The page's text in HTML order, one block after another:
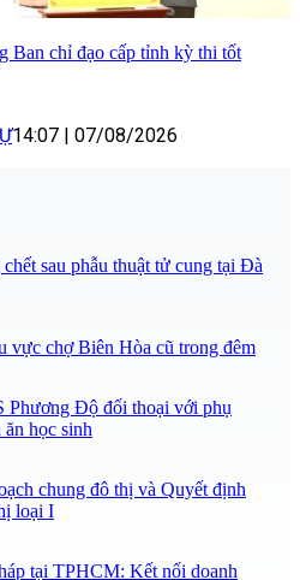
Ban chỉ đạo cấp tỉnh kỳ thi tốt
14:07 07/08/2026
sau phẫu thuật tử cung tại Đà
vực chợ Biên Hòa cũ trong đêm
Phương Độ đối thoại với phụ
học sinh
chung đô thị và Quyết định
loại I
tại TPHCM: Kết nối doanh